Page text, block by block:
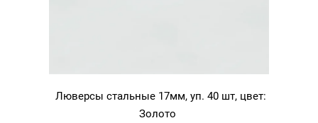
Люверсы стальные 17мм, уп. 40 шт, цвет:
Золото